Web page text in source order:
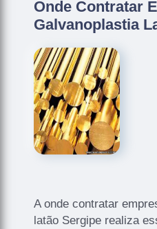
Onde Contratar
Galvanoplastia
A onde contratar
latão Sergipe realiza